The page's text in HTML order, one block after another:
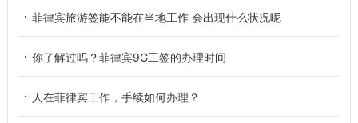
菲律宾旅游签能不能在当地工作 会出现什么状况呢
你了解过吗？菲律宾9G工签的办理时间
人在菲律宾工作，手续如何办理？